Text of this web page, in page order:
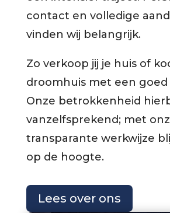
contact en volledige
vinden wij belangrijk.
Zo verkoop jij je huis of
droomhuis met een goed
Onze betrokkenheid
vanzelfsprekend; met
transparante werkwijze
op de hoogte.
Lees over ons